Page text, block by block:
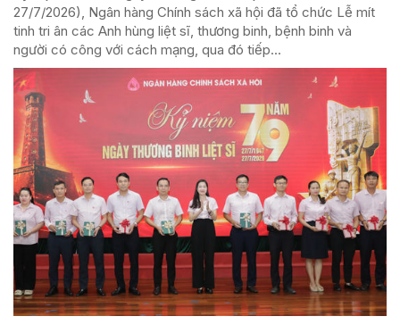
27/7/2026), Ngân hàng Chính sách xã hội đã tổ chức Lễ mít
tinh tri ân các Anh hùng liệt sĩ, thương binh, bệnh binh và
người có công với cách mạng, qua đó tiếp...